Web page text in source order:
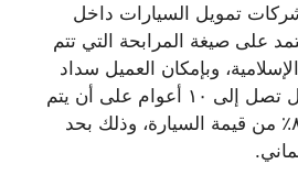
تمويل السيارات داخل
على صيغة المرابحة التي تتم
وبإمكان العميل سداد
المبلغ على فترة تمويل تصل إلى ١٠ أعوام على أن يتم
تغطية ما يقرب من ٨٠٪ من قيمة السيارة، وذلك بحد